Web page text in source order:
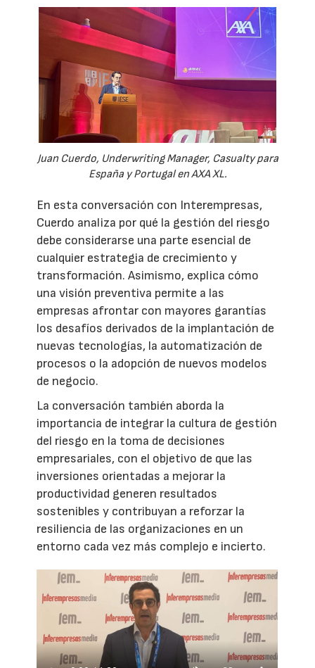
Juan Cuerdo, Underwriting Manager, Casualty para
España y Portugal en AXA XL.
En esta conversación con Interempresas,
Cuerdo analiza por qué la gestión del riesgo
debe considerarse una parte esencial de
cualquier estrategia de crecimiento y
transformación. Asimismo, explica cómo
una visión preventiva permite a las
empresas afrontar con mayores garantías
los desafíos derivados de la implantación de
nuevas tecnologías, la automatización de
procesos o la adopción de nuevos modelos
de negocio.
La conversación también aborda la
importancia de integrar la cultura de gestión
del riesgo en la toma de decisiones
empresariales, con el objetivo de que las
inversiones orientadas a mejorar la
productividad generen resultados
sostenibles y contribuyan a reforzar la
resiliencia de las organizaciones en un
entorno cada vez más complejo e incierto.